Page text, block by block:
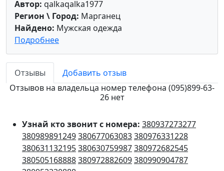
Автор: qalkaqalka1977
Регион \ Город: Марганец
Найдено: Мужская одежда
Подробнее
Отзывы
Добавить отзыв
Отзывов на владельца номер телефона (095)899-63-
26 нет
Узнай кто звонит с номера: 380937273277
380989891249380677063083380976331228
380631132195380630759987380972682545
380505168888380972882609380990904787